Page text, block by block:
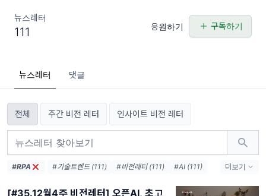
뉴스레터
111 응원하기 구독하기
뉴스레터 댓글
전체 주간 비전 레터 인사이트 비전 레터
#RPA #기술트렌드 (111) #비전레터 (111)
#AI (111)
더보기
[#35.12월4주 비전레터] 오픈AI, 초고